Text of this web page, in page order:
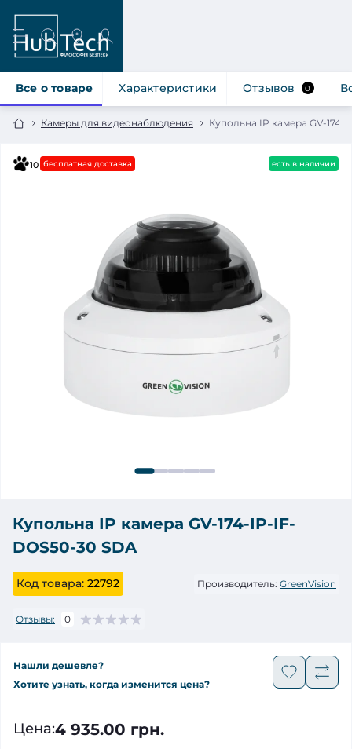
Камеры для видеонаблюдения Купольна IP камера GV-174-
Все о товаре Характеристики Отзывов 0
10 бесплатная доставка есть в наличии
Купольна IP камера GV-174-IP-IF-
DOS50-30 SDA
Код товара: 22792 Производитель: GreenVision
Отзывы: 0
Нашли дешевле?
Хотите узнать, когда изменится цена?
Цена:4 935.00 грн.